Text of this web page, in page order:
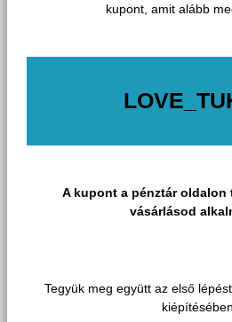
kupont, amit alább
A kupont a pénztár oldalon
vásárlásod
Tegyük meg együtt az első